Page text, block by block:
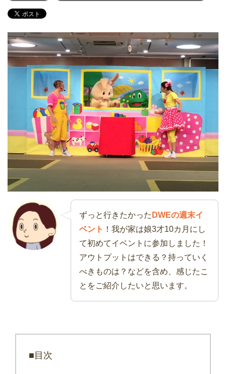
ずっと行きたかった DWEの週末イ
ベント ！我が家は娘3才10カ月にし
て初めてイベントに参加しました！
アウトプットはできる？持っていく
べきものは？などを含め、感じたこ
とをご紹介したいと思います。
■目次